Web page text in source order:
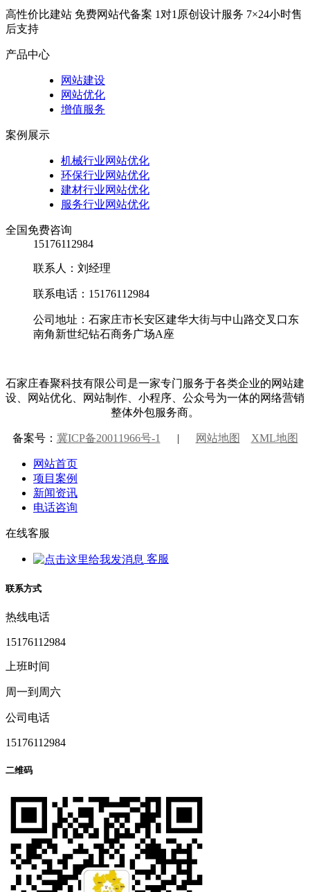
高性价比建站 免费网站代备案 1对1原创设计服务 7×24小时售
后支持
产品中心
网站建设
网站优化
增值服务
案例展示
机械行业网站优化
环保行业网站优化
建材行业网站优化
服务行业网站优化
全国免费咨询
15176112984
联系人：刘经理
联系电话：15176112984
公司地址：石家庄市长安区建华大街与中山路交叉口东
南角新世纪钻石商务广场A座
石家庄春聚科技有限公司是一家专门服务于各类企业的网站建
设、网站优化、网站制作、小程序、公众号为一体的网络营销
整体外包服务商。
备案号： 冀ICP备20011966号-1 | 网站地图 XML地图
网站首页
项目案例
新闻资讯
电话咨询
在线客服
客服
联系方式
热线电话
15176112984
上班时间
周一到周六
公司电话
15176112984
二维码